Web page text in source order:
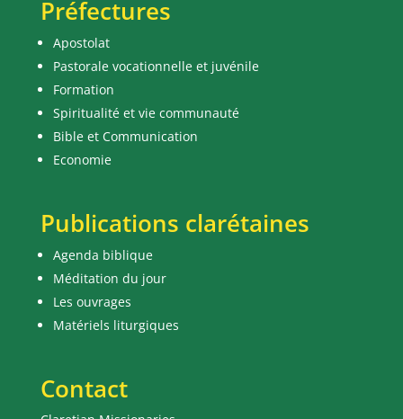
Préfectures
Apostolat
Pastorale vocationnelle et juvénile
Formation
Spiritualité et vie communauté
Bible et Communication
Economie
Publications clarétaines
Agenda biblique
Méditation du jour
Les ouvrages
Matériels liturgiques
Contact